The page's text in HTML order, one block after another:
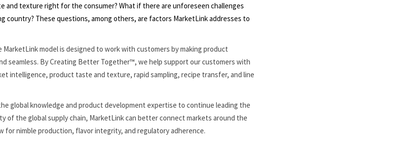
and texture right for the consumer? What if there are unforeseen challenges
country? These questions, among others, are factors MarketLink addresses to
MarketLink model is designed to work with customers by making product
seamless. By Creating Better Together™, we help support our customers with
intelligence, product taste and texture, rapid sampling, recipe transfer, and line
global knowledge and product development expertise to continue leading the
of the global supply chain, MarketLink can better connect markets around the
for nimble production, flavor integrity, and regulatory adherence.